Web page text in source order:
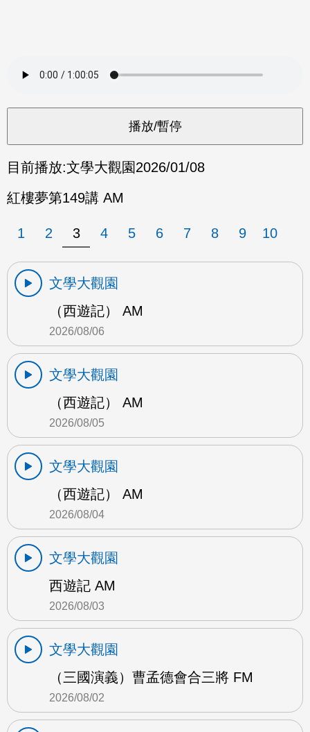
目前播放:文學大觀園2026/01/08
紅樓夢第149講 AM
1 2 3 4 5 6 7 8 9 10
文學大觀園
（西遊記） AM
2026/08/06
文學大觀園
（西遊記） AM
2026/08/05
文學大觀園
（西遊記） AM
2026/08/04
文學大觀園
西遊記 AM
2026/08/03
文學大觀園
（三國演義）曹孟德會合三將 FM
2026/08/02